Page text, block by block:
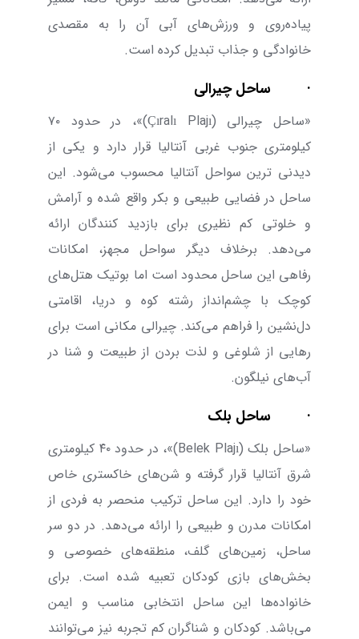
پیاده‌روی و ورزش‌های آبی آن را به مقصدی
خانوادگی و جذاب تبدیل کرده است.
· ساحل چیرالی
«ساحل چیرالی (Çıralı Plajı)»، در حدود ۷۰
کیلومتری جنوب غربی آنتالیا قرار دارد و یکی از
دیدنی ‌ترین سواحل آنتالیا محسوب می‌شود. این
ساحل در فضایی طبیعی و بکر واقع شده و آرامش
و خلوتی کم نظیری برای بازدید کنندگان ارائه
می‌دهد. برخلاف دیگر سواحل مجهز، امکانات
رفاهی این ساحل محدود است اما بوتیک هتل‌های
کوچک با چشم‌انداز رشته ‌کوه و دریا، اقامتی
دل‌نشین را فراهم می‌‌کند. چیرالی مکانی است برای
رهایی از شلوغی و لذت بردن از طبیعت و شنا در
آب‌های نیلگون.
· ساحل بلک
«ساحل بلک (Belek Plajı)»، در حدود۴۰ کیلومتری
شرق آنتالیا قرار گرفته و شن‌های خاکستری‌ خاص
خود را دارد. این ساحل ترکیب منحصر‌ به ‌فردی از
امکانات مدرن و طبیعی را ارائه می‌دهد. در دو سر
ساحل، زمین‌های گلف، منطقه‌های خصوصی و
بخش‌های بازی کودکان تعبیه شده است. برای
خانواده‌ها این ساحل انتخابی مناسب و ایمن
می‌باشد. کودکان و شناگران کم ‌تجربه نیز می‌‌توانند